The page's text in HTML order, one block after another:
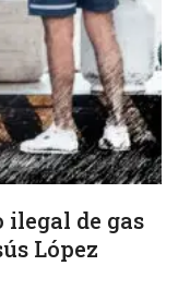
ilegal de gas
López